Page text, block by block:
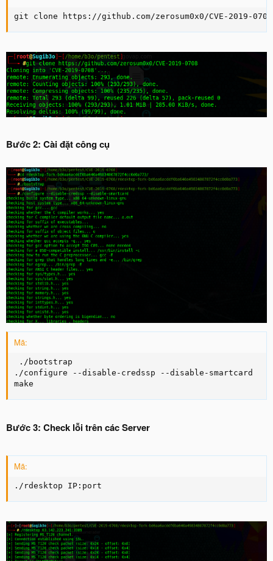
git clone https://github.com/zerosum0x0/CVE-2019-0708
Bước 2: Cài đặt công cụ
Mã:
./bootstrap
./configure --disable-credssp --disable-smartcard
make
Bước 3: Check lỗi trên các Server
Mã:
./rdesktop IP:port